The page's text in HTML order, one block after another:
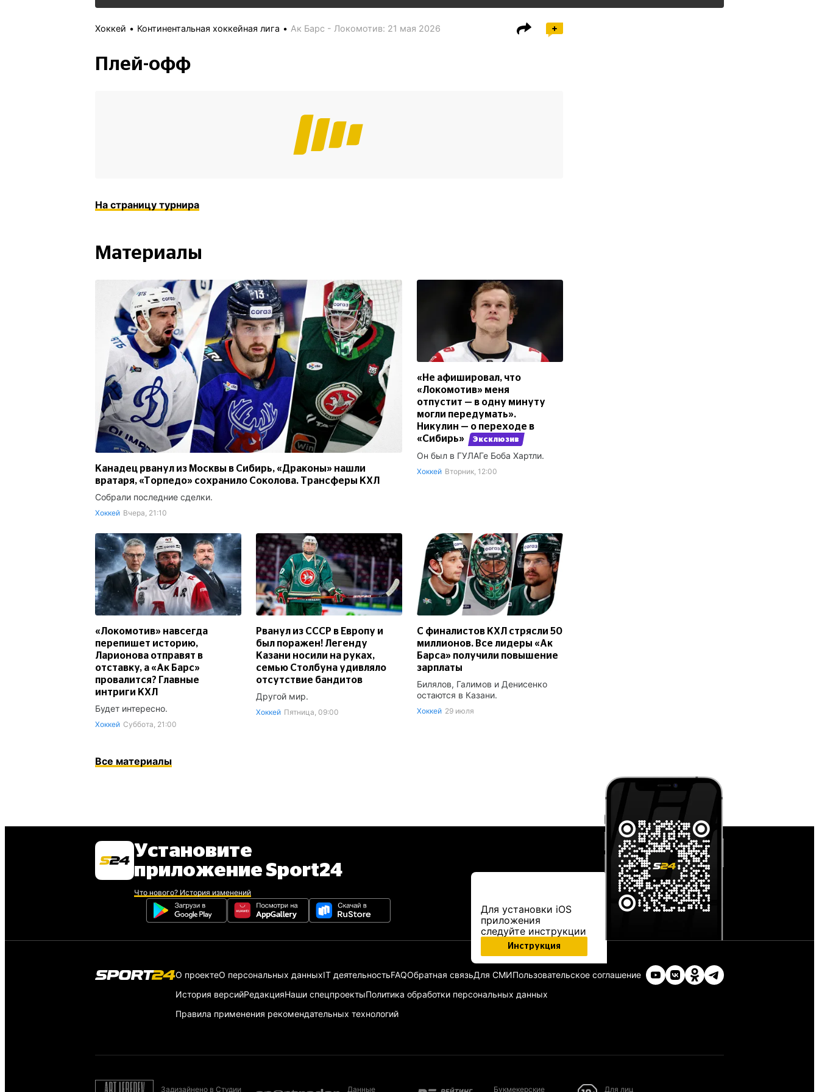
Хоккей Континентальная хоккейная лига Ак Барс - Локомотив: 21 мая 2026
Плей-офф
На страницу турнира
Материалы
Канадец рванул из Москвы в Сибирь, «Драконы» нашли
вратаря, «Торпедо» сохранило Соколова. Трансферы КХЛ
Собрали последние сделки.
Хоккей Вчера, 21:10
«Не афишировал, что
«Локомотив» меня
отпустит — в одну минуту
могли передумать».
Никулин — о переходе в
«Сибирь»
Эксклюзив
Он был в ГУЛАГе Боба Хартли.
Хоккей Вторник, 12:00
«Локомотив» навсегда
перепишет историю,
Ларионова отправят в
отставку, а «Ак Барс»
провалится? Главные
интриги КХЛ
Будет интересно.
Хоккей Суббота, 21:00
Рванул из СССР в Европу и
был поражен! Легенду
Казани носили на руках,
семью Столбуна удивляло
отсутствие бандитов
Другой мир.
Хоккей Пятница, 09:00
С финалистов КХЛ стрясли 50
миллионов. Все лидеры «Ак
Барса» получили повышение
зарплаты
Билялов, Галимов и Денисенко
остаются в Казани.
Хоккей 29 июля
Все материалы
Установите
приложение Sport24
Что нового? История изменений
Для установки iOS
приложения
следуйте инструкции
Инструкция
О проектеО персональных данныхIT деятельностьFAQОбратная связьДля СМИПользовательское соглашение
История версийРедакцияНаши спецпроектыПолитика обработки персональных данных
Правила применения рекомендательных технологий
Задизайнено в Студии Данные Букмекерские Для лиц